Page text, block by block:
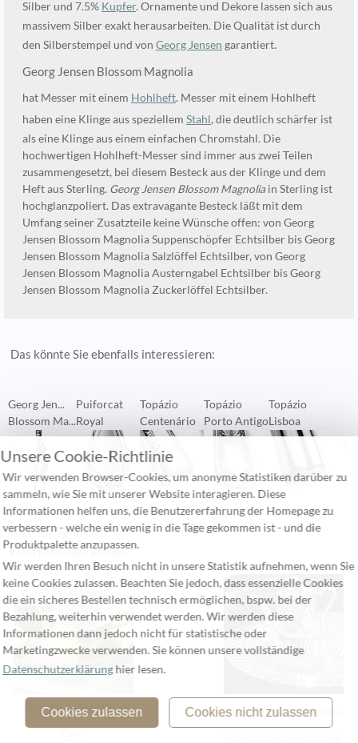
Silber und 7.5% Kupfer. Ornamente und Dekore lassen sich aus
massivem Silber exakt herausarbeiten. Die Qualität ist durch
den Silberstempel und von Georg Jensen garantiert.
Georg Jensen Blossom Magnolia
hat Messer mit einem Hohlheft. Messer mit einem Hohlheft
haben eine Klinge aus speziellem Stahl, die deutlich schärfer ist
als eine Klinge aus einem einfachen Chromstahl. Die
hochwertigen Hohlheft-Messer sind immer aus zwei Teilen
zusammengesetzt, bei diesem Besteck aus der Klinge und dem
Heft aus Sterling. Georg Jensen Blossom Magnoliain Sterling ist
hochglanzpoliert. Das extravagante Besteck läßt mit dem
Umfang seiner Zusatzteile keine Wünsche offen: von Georg
Jensen Blossom Magnolia Suppenschöpfer Echtsilber bis Georg
Jensen Blossom Magnolia Salzlöffel Echtsilber, von Georg
Jensen Blossom Magnolia Austerngabel Echtsilber bis Georg
Jensen Blossom Magnolia Zuckerlöffel Echtsilber.
Das könnte Sie ebenfalls interessieren:
Georg Jen...
Blossom Ma...
Puiforcat
Royal
Topázio
Centenário
Topázio
Porto Antigo
Topázio
Lisboa
//leftbloc bg_main1
Das kann dazu passen:
Reichenbach Colour
Topázio Canas Torcidas
Unsere Cookie-Richtlinie
Wir verwenden Browser-Cookies, um anonyme Statistiken darüber zu
sammeln, wie Sie mit unserer Website interagieren. Diese
Informationen helfen uns, die Benutzererfahrung der Homepage zu
verbessern - welche ein wenig in die Tage gekommen ist - und die
Produktpalette anzupassen.
Wir werden Ihren Besuch nicht in unsere Statistik aufnehmen, wenn Sie
keine Cookies zulassen. Beachten Sie jedoch, dass essenzielle Cookies
die ein sicheres Bestellen technisch ermöglichen, bspw. bei der
Bezahlung, weiterhin verwendet werden. Wir werden diese
Informationen dann jedoch nicht für statistische oder
Marketingzwecke verwenden. Sie können unsere vollständige
Datenschutzerklärunghier lesen.
Cookies zulassen Cookies nicht zulassen